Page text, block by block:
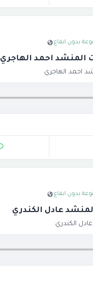
بدون ايقاع·
المنشد احمد الهاجري
احمد الهاجري
بدون ايقاع·
عادل الكندري
الكندري